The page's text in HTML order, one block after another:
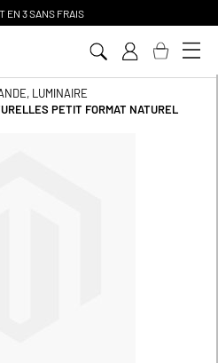
EN 3 SANS FRAIS
LUMINAIRE
PETIT FORMAT NATUREL